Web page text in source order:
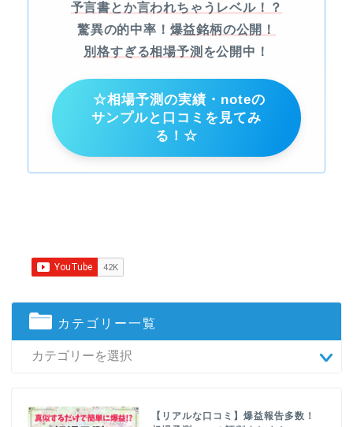
予言書とか言われちゃうレベル！？
驚異の的中率！ 爆益銘柄の公開！
別格すぎる相場予測 を公開中！
☆相場予測の実績・noteの
サンプルと口コミを見てみ
る！☆
カテゴリー一覧
【リアルな口コミ】爆益報告多数！